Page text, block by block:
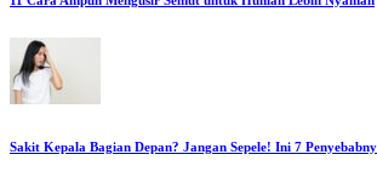
Sakit Kepala Bagian Depan? Jangan Sepele! Ini 7